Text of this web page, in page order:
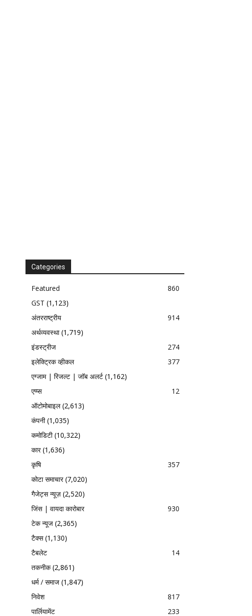
Categories
Featured
860
GST (1,123)
अंतरराष्ट्रीय
914
अर्थव्यवस्था(1,719)
इंडस्ट्रीज
274
इलेक्ट्रिक व्हीकल
377
एग्जाम | रिजल्ट | जॉब अलर्ट (1,162)
एप्प्स
12
ऑटोमोबाइल(2,613)
कंपनी(1,035)
कमोडिटी(10,322)
कार(1,636)
कृषि
357
कोटा समाचार(7,020)
गैजेट्स न्यूज़ (2,520)
जिंस | वायदा कारोबार
930
टेक न्यूज (2,365)
टैक्स(1,130)
टैबलेट
14
तकनीक(2,861)
धर्म / समाज (1,847)
निवेश
817
पार्लियामेंट
233